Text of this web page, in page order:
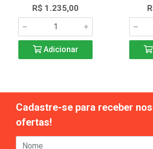
R$ 1.235,00
Adicionar
Cadastre-se para receber
ofertas!